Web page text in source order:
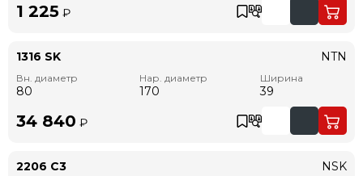
1 225 ₽
1316 SK
Вн. диаметр
80
Нар. диаметр
170
Ширина
39
NTN
34 840 ₽
2206 C3 NSK